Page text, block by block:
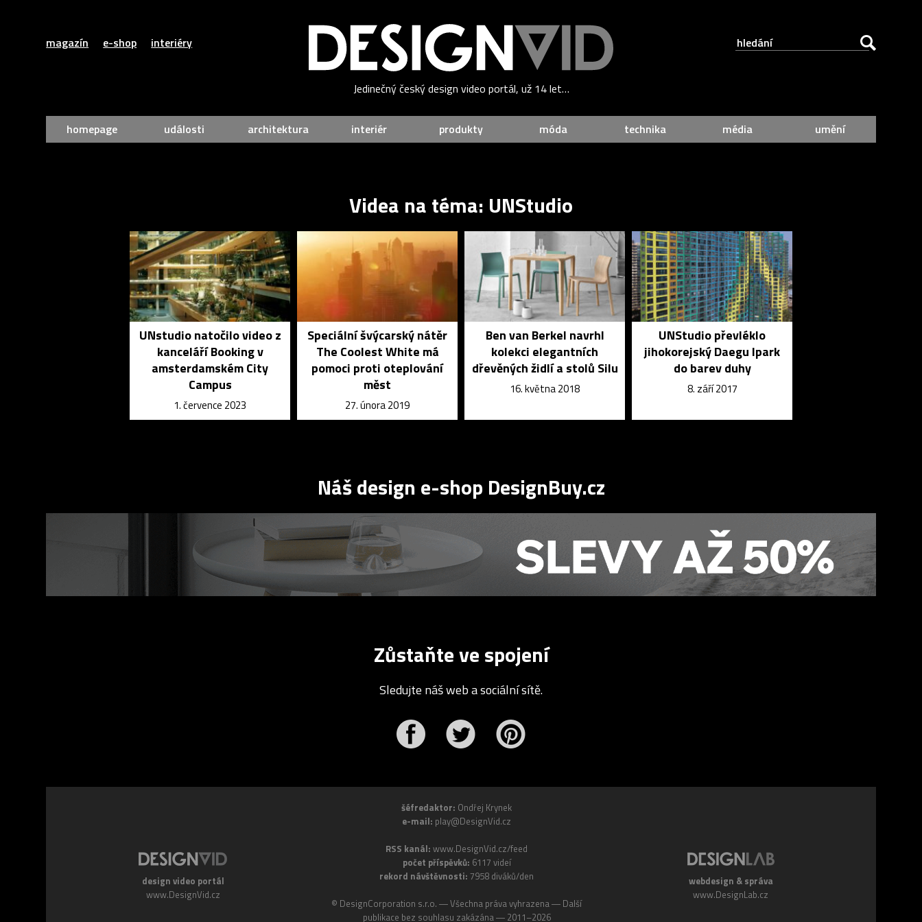
magazín e-shop interiéry
Jedinečný český design video portál, už 14 let…
homepage události architektura interiér produkty móda technika média umění
Videa na téma: UNStudio
UNstudio natočilo video z
kanceláří Booking v
amsterdamském City
Campus
1. července 2023
Speciální švýcarský nátěr
The Coolest White má
pomoci proti oteplování
měst
27. února 2019
Ben van Berkel navrhl
kolekci elegantních
dřevěných židlí a stolů Silu
16. května 2018
UNStudio převléklo
jihokorejský Daegu Ipark
do barev duhy
8. září 2017
Náš design e-shop DesignBuy.cz
Zůstaňte ve spojení
Sledujte náš web a sociální sítě.
design video portál
www.DesignVid.cz
šéfredaktor: Ondřej Krynek
e-mail: play@DesignVid.cz
RSS kanál: www.DesignVid.cz/feed
počet příspěvků: 6117 videí
rekord návštěvnosti: 7958 diváků/den
© DesignCorporation s.r.o. ― Všechna práva vyhrazena ― Další
publikace bez souhlasu zakázána ― 2011–2026
webdesign & správa
www.DesignLab.cz